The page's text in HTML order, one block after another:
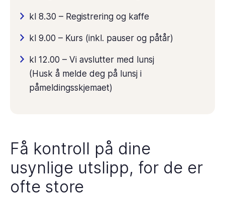
kl 8.30 – Registrering og kaffe
kl 9.00 – Kurs (inkl. pauser og påtår)
kl 12.00 – Vi avslutter med lunsj
(Husk å melde deg på lunsj i
påmeldingsskjemaet)
Få kontroll på dine
usynlige utslipp, for de er
ofte store